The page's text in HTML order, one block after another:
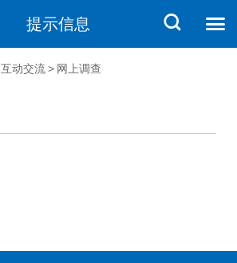
提示信息
互动交流 > 网上调查